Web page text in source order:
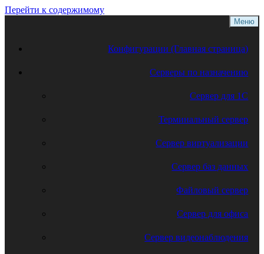
Перейти к содержимому
Меню
Конфигурации (Главная страница)
Серверы по назначению
Сервер для 1С
Терминальный сервер
Сервер виртуализации
Сервер баз данных
Файловый сервер
Сервер для офиса
Сервер видеонаблюдения